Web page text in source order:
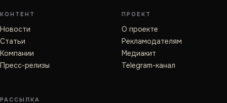
КОНТЕНТ
Новости
Статьи
Компании
Пресс-релизы
ПРОЕКТ
О проекте
Рекламодателям
Медиакит
Telegram-канал
РАССЫЛКА